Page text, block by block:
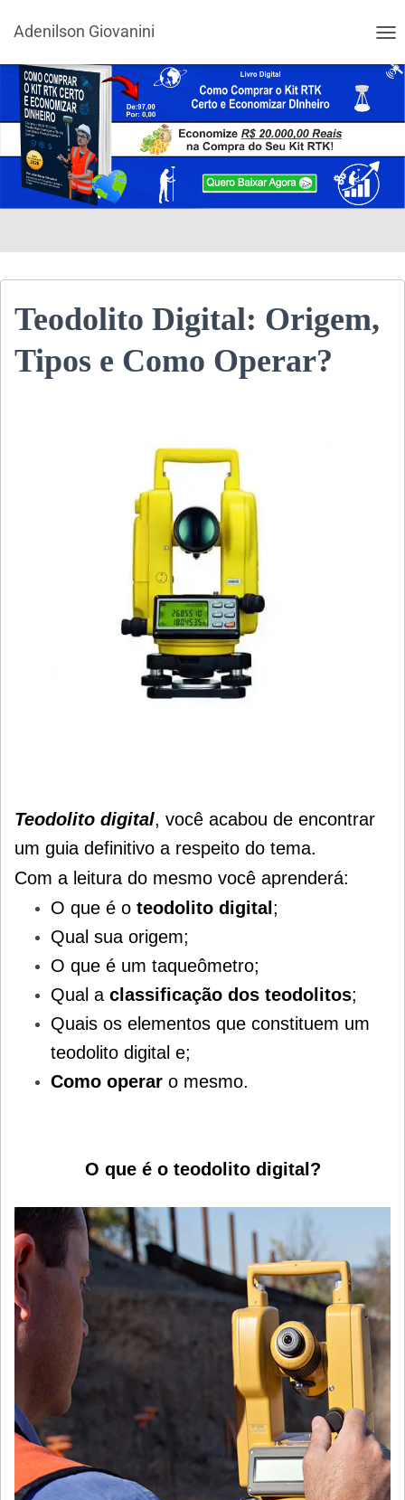
Adenilson Giovanini
Teodolito Digital: Origem,
Tipos e Como Operar?
Teodolito digital, você acabou de encontrar
um guia definitivo a respeito do tema.
Com a leitura do mesmo você aprenderá:
O que é o teodolito digital ;
Qual sua origem;
O que é um taqueômetro;
Qual a classificação dos teodolitos;
Quais os elementos que constituem um
teodolito digital e;
Como operar o mesmo.
O que é o teodolito digital?